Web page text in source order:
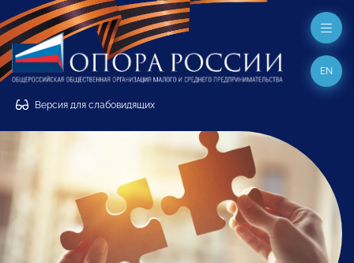
Версия для слабовидящих
EN